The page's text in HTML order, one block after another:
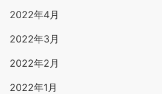
2022年4月
2022年3月
2022年2月
2022年1月